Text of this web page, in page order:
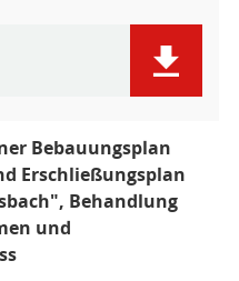
Bebauungsplan
Erschließungsplan
Behandlung
und